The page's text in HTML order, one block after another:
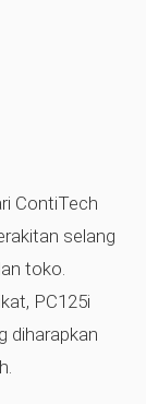
ContiTech
selang
toko.
PC125i
diharapkan